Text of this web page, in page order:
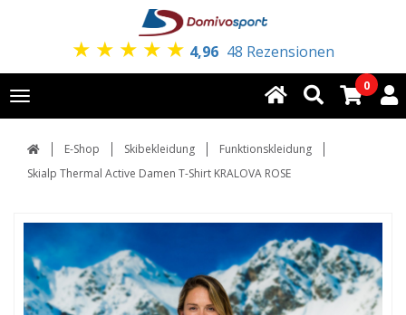
★ ★ ★ ★ ★ 4,96 48 Rezensionen
Toggle
navigation
0
E-Shop Skibekleidung
Funktionskleidung
Skialp Thermal Active Damen T-Shirt KRALOVA ROSE